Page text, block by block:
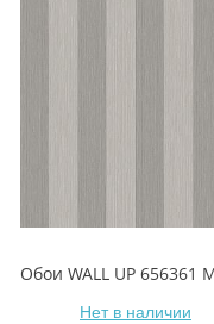
Нет в наличии